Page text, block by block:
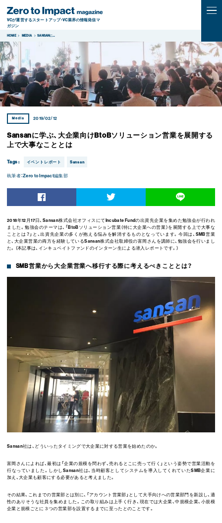
VCが運営するスタートアップ・VC業界の情報発信マ
ガジン
HOME MEDIA SANSANに...
Media 2019/02/12
Sansanに学ぶ、大企業向けBtoBソリューション営業を展開する
上で大事なこととは
Tags : イベントレポート Sansan
執筆者：Zero to Impact編集部
2018年12 月17日、 Sansan株式会社オフィスにて Incubate Fundの出資先企業を集めた勉強会が行われ
ました。勉強会のテーマは、「 BtoB ソリューション営業（特に大企業への営業）を展開する上で大事な
こととは？」と、出資先企業の多くが抱える悩みを解消するものとなっています。今回は、 SMB営業
と、大企業営業の両方を経験しているSansan株式会社取締役の富岡さんを講師に、勉強会を行いまし
た。（本記事は、インキュベイトファンドのインターン生による潜入レポートです。）
SMB営業から大企業営業へ移行する際に考えるべきこととは？
Sansan社は、どういったタイミングで大企業に対する営業を始めたのか。
富岡さんによれば、最初は「企業の規模を問わず、売れるとこに売って行く」という姿勢で営業活動を
行なっていました。しかし Sansan社は、当時顧客としてシステムを導入してくれていたSMB企業に
加え、大企業も顧客にする必要があると考えました。
その結果、これまでの営業部とは別に、「アカウント営業部」として大手向けへの営業部門を新設し、適
性のありそうな社員を集めました。この取り組みは上手く行き、現在では大企業、中規模企業、小規模
企業と規模ごとに３つの営業部を設置するまでに至ったとのことです。